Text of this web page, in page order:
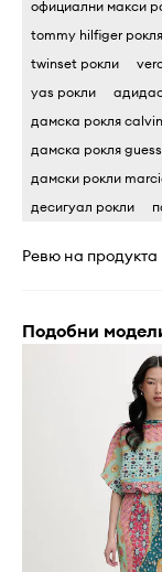
официални макси
tommy hilfiger рокля
twinset рокли
yas рокли
дамска рокля
дамска рокля
дамски рокли
десигуал рокли
Ревю на продукта
Подобни